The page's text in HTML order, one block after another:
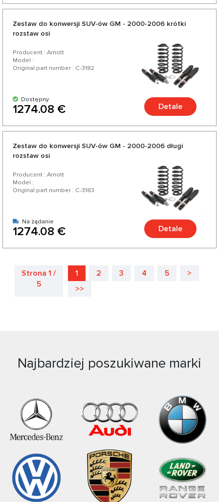
Zestaw do konwersji SUV-ów GM - 2000-2006 krótki
rozstaw osi
Producent : Arnott
Model :
Original part number : C-3182
Dostępny
1274.08 € Detale
Zestaw do konwersji SUV-ów GM - 2000-2006 długi
rozstaw osi
Producent : Arnott
Model :
Original part number : C-3183
Na żądanie
1274.08 € Detale
Strona 1 /
5
1 2 3 4 5
>
>>
Najbardziej poszukiwane marki